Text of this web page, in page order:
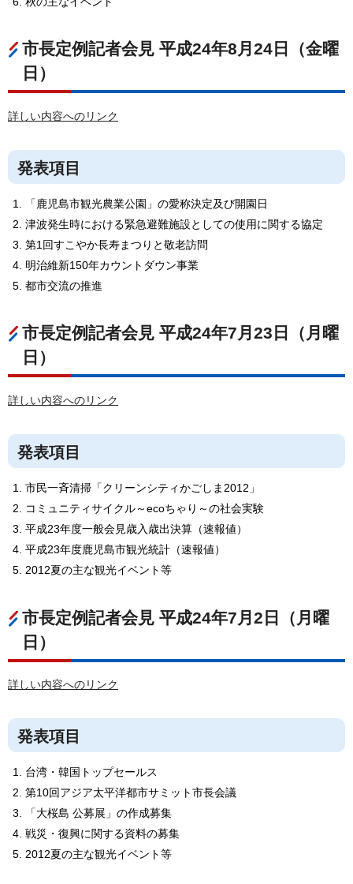
市長定例記者会見 平成24年8月24日（金曜
日）
詳しい内容へのリンク
発表項目
「鹿児島市観光農業公園」の愛称決定及び開園日
津波発生時における緊急避難施設としての使用に関する協定
第1回すこやか長寿まつりと敬老訪問
明治維新150年カウントダウン事業
都市交流の推進
市長定例記者会見 平成24年7月23日（月曜
日）
詳しい内容へのリンク
発表項目
市民一斉清掃「クリーンシティかごしま2012」
コミュニティサイクル～ecoちゃり～の社会実験
平成23年度一般会見歳入歳出決算（速報値）
平成23年度鹿児島市観光統計（速報値）
2012夏の主な観光イベント等
市長定例記者会見 平成24年7月2日（月曜
日）
詳しい内容へのリンク
発表項目
台湾・韓国トップセールス
第10回アジア太平洋都市サミット市長会議
「大桜島 公募展」の作成募集
戦災・復興に関する資料の募集
2012夏の主な観光イベント等